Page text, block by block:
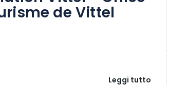
de Vittel
Leggi tutto